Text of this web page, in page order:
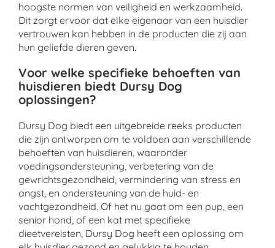
hoogste normen van veiligheid en werkzaamheid.
Dit zorgt ervoor dat elke eigenaar van een huisdier
vertrouwen kan hebben in de producten die zij aan
hun geliefde dieren geven.
Voor welke specifieke behoeften van
huisdieren biedt Dursy Dog
oplossingen?
Dursy Dog biedt een uitgebreide reeks producten
die zijn ontworpen om te voldoen aan verschillende
behoeften van huisdieren, waaronder
voedingsondersteuning, verbetering van de
gewrichtsgezondheid, vermindering van stress en
angst, en ondersteuning van de huid- en
vachtgezondheid. Of het nu gaat om een pup, een
senior hond, of een kat met specifieke
dieetvereisten, Dursy Dog heeft een oplossing om